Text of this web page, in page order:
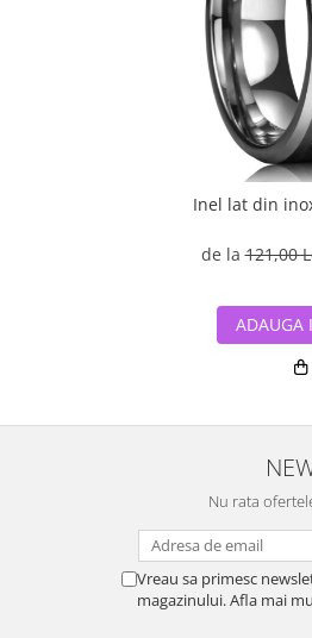
Inel lat din
de la121,00
ADAUGA
Nu rata
Vreau sa primesc
magazinului. Afla mai